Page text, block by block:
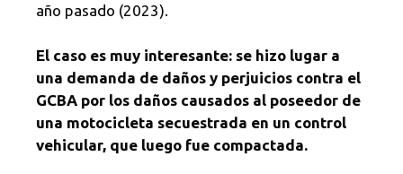
año pasado (2023).
El caso es muy interesante: se hizo lugar a
una demanda de daños y perjuicios contra el
GCBA por los daños causados al poseedor de
una motocicleta secuestrada en un control
vehicular, que luego fue compactada.